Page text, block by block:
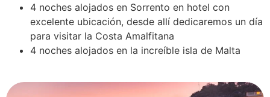
4 noches alojados en Sorrento en hotel con
excelente ubicación, desde allí dedicaremos un día
para visitar la Costa Amalfitana
4 noches alojados en la increíble isla de Malta